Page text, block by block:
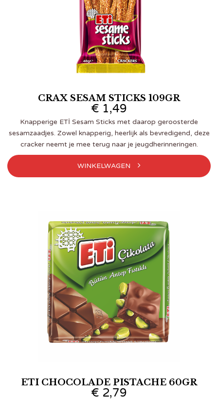
CRAX SESAM STICKS 109GR
€ 1,49
Knapperige ETİ Sesam Sticks met daarop geroosterde
sesamzaadjes. Zowel knapperig, heerlijk als bevredigend, deze
cracker neemt je mee terug naar je jeugdherinneringen.
WINKELWAGEN
ETI CHOCOLADE PISTACHE 60GR
€ 2,79